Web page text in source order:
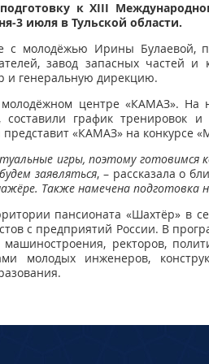
к XIII
3 июля в Тульской области.
с молодёжью Ирины Булаевой,
завод запасных частей и
и генеральную дирекцию.
центре «КАМАЗ». На
график тренировок
«КАМАЗ» на конкурсе
игры, поэтому готовимся
заявляться, – рассказала о
Также намечена подготовка
пансионата «Шахтёр» в
с предприятий России. В
ректоров,
молодых инженеров,